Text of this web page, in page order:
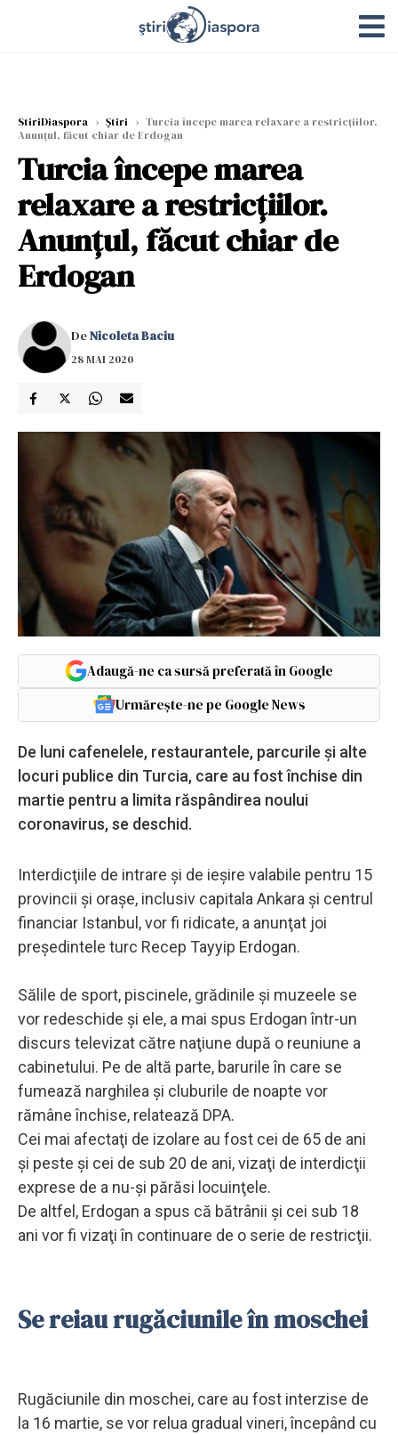
StiriDiaspora › Știri › Turcia începe marea relaxare a restricțiilor.
Anunţul, făcut chiar de Erdogan
Turcia începe marea
relaxare a restricțiilor.
Anunţul, făcut chiar de
Erdogan
DeNicoleta Baciu
28 MAI 2020
Adaugă-ne ca sursă preferată în Google
Urmărește-ne pe Google News
De luni cafenelele, restaurantele, parcurile şi alte
locuri publice din Turcia, care au fost închise din
martie pentru a limita răspândirea noului
coronavirus, se deschid.
Interdicţiile de intrare şi de ieşire valabile pentru 15
provincii şi oraşe, inclusiv capitala Ankara şi centrul
financiar Istanbul, vor fi ridicate, a anunţat joi
preşedintele turc Recep Tayyip Erdogan.
Sălile de sport, piscinele, grădinile şi muzeele se
vor redeschide şi ele, a mai spus Erdogan într-un
discurs televizat către naţiune după o reuniune a
cabinetului. Pe de altă parte, barurile în care se
fumează narghilea şi cluburile de noapte vor
rămâne închise, relatează DPA.
Cei mai afectaţi de izolare au fost cei de 65 de ani
şi peste şi cei de sub 20 de ani, vizaţi de interdicţii
exprese de a nu-şi părăsi locuinţele.
De altfel, Erdogan a spus că bătrânii şi cei sub 18
ani vor fi vizaţi în continuare de o serie de restricţii.
Se reiau rugăciunile în moschei
Rugăciunile din moschei, care au fost interzise de
la 16 martie, se vor relua gradual vineri, începând cu